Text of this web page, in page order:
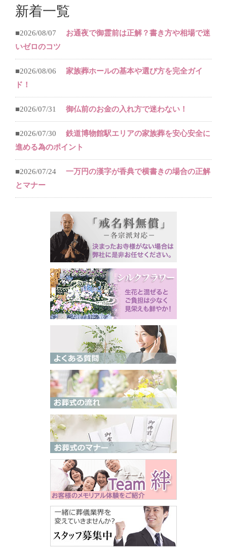
新着一覧
■2026/08/07
お通夜で御霊前は正解？書き方や相場で迷
いゼロのコツ
■2026/08/06
家族葬ホールの基本や選び方を完全ガイ
ド！
■2026/07/31 御仏前のお金の入れ方で迷わない！
■2026/07/30
鉄道博物館駅エリアの家族葬を安心安全に
進める為のポイント
■2026/07/24
一万円の漢字が香典で横書きの場合の正解
とマナー